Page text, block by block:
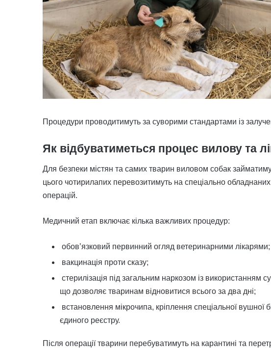
Процедури проводитимуть за суворими стандартами із
Як відбуватиметься процес вилову та
Для безпеки містян та самих тварин виловом собак
цього чотирилапих перевозитимуть на спеціально
операцій.
Медичний етап включає кілька важливих процедур:
обов’язковий первинний огляд ветеринарними лікарями;
вакцинація проти сказу;
стерилізація під загальним наркозом із використанням
що дозволяє тваринам відновитися всього за два дні;
встановлення мікрочипа, кріплення спеціальної
єдиного реєстру.
Після операції тварини перебуватимуть на карантині та